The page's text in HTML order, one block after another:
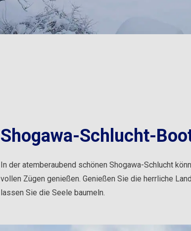
Shogawa-Schlucht-
In der atemberaubend schönen Shogawa-Schlucht
vollen Zügen genießen. Genießen Sie die herrliche
lassen Sie die Seele baumeln.